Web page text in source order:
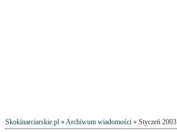
Skokinarciarskie.pl»Archiwum wiadomości» Styczeń 2003